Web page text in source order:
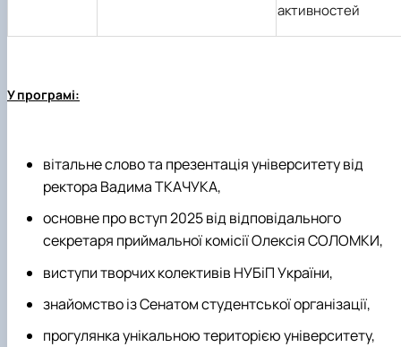
активностей
У програмі:
вітальне слово та презентація університету від
ректора Вадима ТКАЧУКА,
основне про вступ 2025 від відповідального
секретаря приймальної комісії Олексія СОЛОМКИ,
виступи творчих колективів НУБіП України,
знайомство із Сенатом студентської організації,
прогулянка унікальною територією університету,